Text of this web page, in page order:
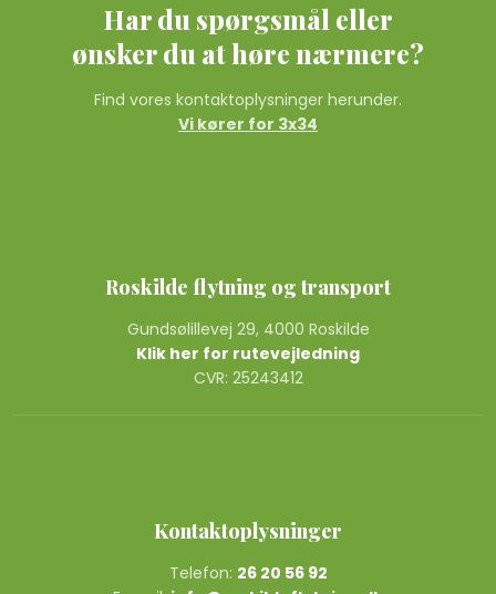
Har du spørgsmål eller
​ønsker du at høre nærmere?
Find vores kontaktoplysninger herunder.
Vi kører for 3x34
Roskilde flytning og transport
Gundsølillevej 29, 4000 Roskilde
Klik her for rutevejledning
CVR: 25243412
Kontaktoplysninger
Telefon: 26 20 56 92